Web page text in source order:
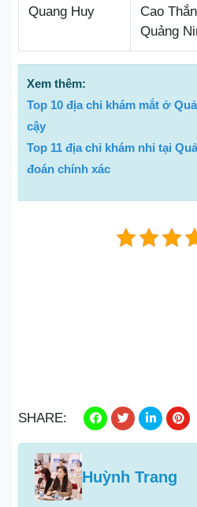
Quang Huy
Cao
Quảng
Xem thêm:
Top 10 địa chỉ khám mắt ở
cậy
Top 11 địa chỉ khám nhi tại
đoán chính xác
SHARE:
Huỳnh Trang